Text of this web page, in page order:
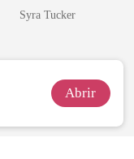
Syra Tucker
Abrir